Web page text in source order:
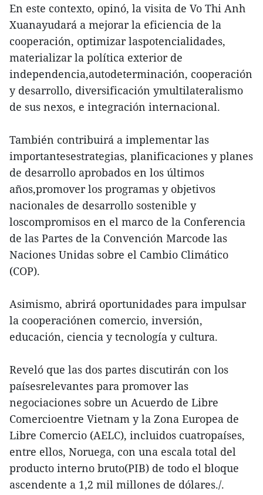
En este contexto, opinó, la visita de Vo Thi Anh
Xuanayudará a mejorar la eficiencia de la
cooperación, optimizar laspotencialidades,
materializar la política exterior de
independencia,autodeterminación, cooperación
y desarrollo, diversificación ymultilateralismo
de sus nexos, e integración internacional.
También contribuirá a implementar las
importantesestrategias, planificaciones y planes
de desarrollo aprobados en los últimos
años,promover los programas y objetivos
nacionales de desarrollo sostenible y
loscompromisos en el marco de la Conferencia
de las Partes de la Convención Marcode las
Naciones Unidas sobre el Cambio Climático
(COP).
Asimismo, abrirá oportunidades para impulsar
la cooperaciónen comercio, inversión,
educación, ciencia y tecnología y cultura.
Reveló que las dos partes discutirán con los
paísesrelevantes para promover las
negociaciones sobre un Acuerdo de Libre
Comercioentre Vietnam y la Zona Europea de
Libre Comercio (AELC), incluidos cuatropaíses,
entre ellos, Noruega, con una escala total del
producto interno bruto(PIB) de todo el bloque
ascendente a 1,2 mil millones de dólares./.